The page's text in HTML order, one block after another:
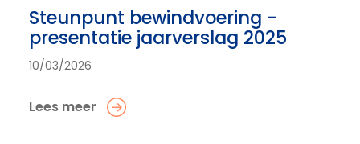
Steunpunt bewindvoering -
presentatie jaarverslag 2025
10/03/2026
Lees meer